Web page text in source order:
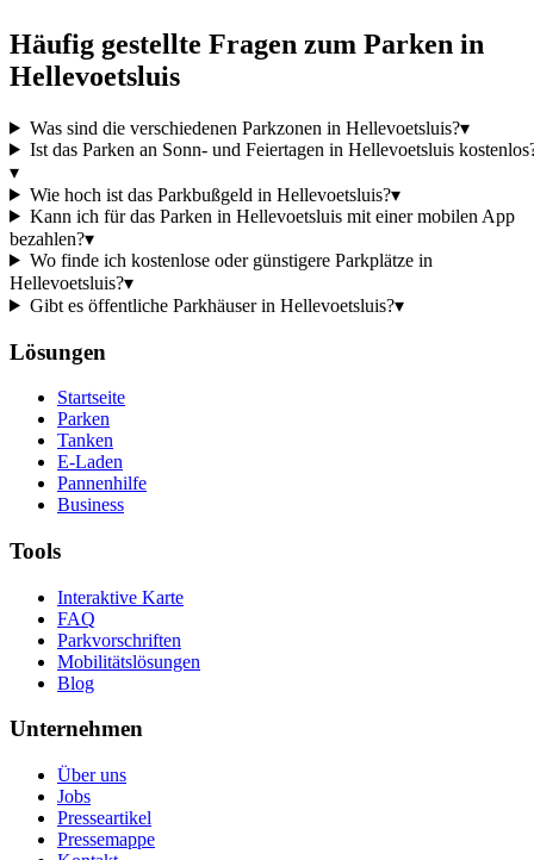
Häufig gestellte Fragen zum Parken in
Hellevoetsluis
Was sind die verschiedenen Parkzonen in Hellevoetsluis?▾
Ist das Parken an Sonn- und Feiertagen in Hellevoetsluis
▾
Wie hoch ist das Parkbußgeld in Hellevoetsluis?▾
Kann ich für das Parken in Hellevoetsluis mit einer mobilen App
bezahlen?▾
Wo finde ich kostenlose oder günstigere Parkplätze in
Hellevoetsluis?▾
Gibt es öffentliche Parkhäuser in Hellevoetsluis?▾
Lösungen
Startseite
Parken
Tanken
E-Laden
Pannenhilfe
Business
Tools
Interaktive Karte
FAQ
Parkvorschriften
Mobilitätslösungen
Blog
Unternehmen
Über uns
Jobs
Presseartikel
Pressemappe